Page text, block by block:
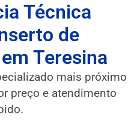
Técnica
de
Teresina
mais próximo
preço e atendimento